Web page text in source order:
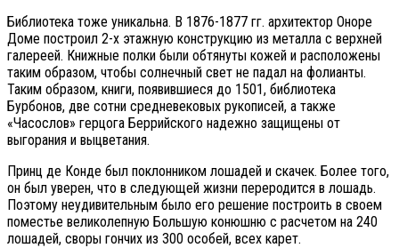
Библиотека тоже уникальна. В 1876-1877 гг. архитектор Оноре
Доме построил 2-х этажную конструкцию из металла с верхней
галереей. Книжные полки были обтянуты кожей и расположены
таким образом, чтобы солнечный свет не падал на фолианты.
Таким образом, книги, появившиеся до 1501, библиотека
Бурбонов, две сотни средневековых рукописей, а также
«Часослов» герцога Беррийского надежно защищены от
выгорания и выцветания.
Принц де Конде был поклонником лошадей и скачек. Более того,
он был уверен, что в следующей жизни переродится в лошадь.
Поэтому неудивительным было его решение построить в своем
поместье великолепную Большую конюшню с расчетом на 240
лошадей, своры гончих из 300 особей, всех карет.